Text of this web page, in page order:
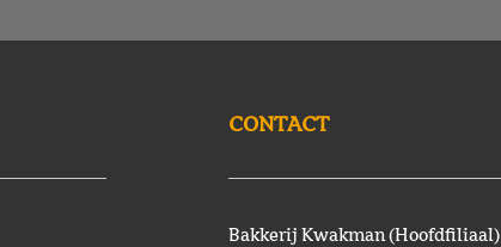
CONTACT
Bakkerij Kwakman (Hoofdfiliaal)